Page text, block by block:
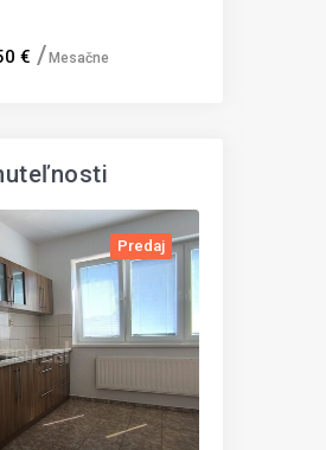
TOWER 5 a
Tehelné pole,
Bratislava-Nové Mesto
€ Mesačne